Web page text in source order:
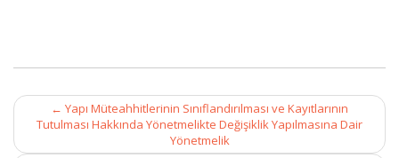
Post
navigation
← Yapı Müteahhitlerinin Sınıflandırılması ve Kayıtlarının
Tutulması Hakkında Yönetmelikte Değişiklik Yapılmasına Dair
Yönetmelik